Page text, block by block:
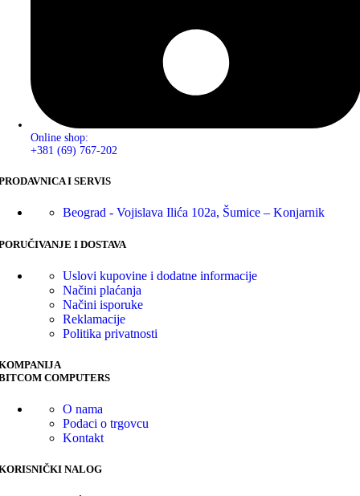
Online shop:
+381 (69) 767-202
I SERVIS
Beograd - Vojislava Ilića 102a, Šumice – Konjarnik
I DOSTAVA
Uslovi kupovine i dodatne informacije
Načini plaćanja
Načini isporuke
Reklamacije
Politika privatnosti
COMPUTERS
O nama
Podaci o trgovcu
Kontakt
NALOG